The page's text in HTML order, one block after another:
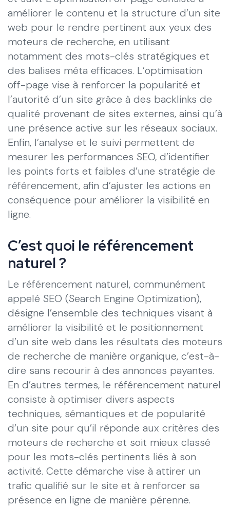
améliorer le contenu et la structure d’un site
web pour le rendre pertinent aux yeux des
moteurs de recherche, en utilisant
notamment des mots-clés stratégiques et
des balises méta efficaces. L’optimisation
off-page vise à renforcer la popularité et
l’autorité d’un site grâce à des backlinks de
qualité provenant de sites externes, ainsi qu’à
une présence active sur les réseaux sociaux.
Enfin, l’analyse et le suivi permettent de
mesurer les performances SEO, d’identifier
les points forts et faibles d’une stratégie de
référencement, afin d’ajuster les actions en
conséquence pour améliorer la visibilité en
ligne.
C’est quoi le référencement
naturel ?
Le référencement naturel, communément
appelé SEO (Search Engine Optimization),
désigne l’ensemble des techniques visant à
améliorer la visibilité et le positionnement
d’un site web dans les résultats des moteurs
de recherche de manière organique, c’est-à-
dire sans recourir à des annonces payantes.
En d’autres termes, le référencement naturel
consiste à optimiser divers aspects
techniques, sémantiques et de popularité
d’un site pour qu’il réponde aux critères des
moteurs de recherche et soit mieux classé
pour les mots-clés pertinents liés à son
activité. Cette démarche vise à attirer un
trafic qualifié sur le site et à renforcer sa
présence en ligne de manière pérenne.